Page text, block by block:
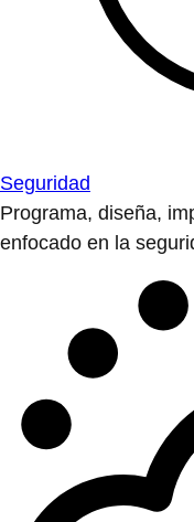
Seguridad
Programa, diseña,
enfocado en la